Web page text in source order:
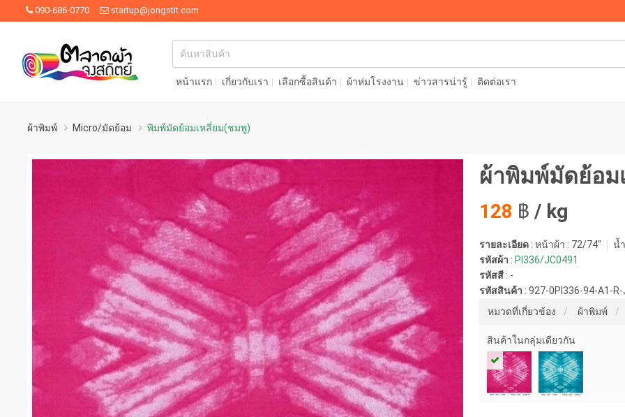
090-686-0770 startup@jongstit.com
หน้าแรก เกี่ยวกับเรา เลือกซื้อสินค้า ผ้าห่มโรงงาน ข่าวสารน่ารู้ ติดต่อเรา
ผ้าพิมพ์ Micro/มัดย้อม พิมพ์มัดย้อมเหลี่ยม(ชมพู)
ผ้าพิมพ์มัดย้อ
128 ฿ / kg
รายละเอียด : หน้าผ้า : 72/74"
น้
รหัสผ้า : PI336/JC0491
รหัสสี : -
รหัสสินค้า : 927-0PI336-94-A1-
หมวดที่เกี่ยวข้อง
ผ้าพิมพ์
สินค้าในกลุ่มเดียวกัน